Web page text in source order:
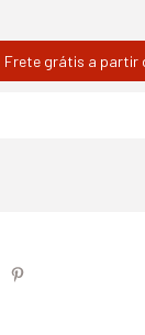
Frete grátis a partir